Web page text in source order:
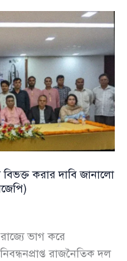
বিভক্ত করার দাবি জানালো
রাজ্যে ভাগ করে
রাজনৈতিক দল